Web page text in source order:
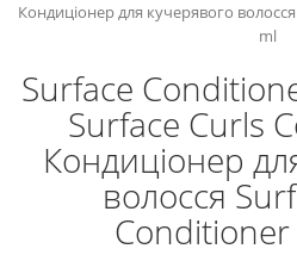
Кондиціонер для кучерявого
ml
Surface
Surface Curls
Кондиціонер
волосся